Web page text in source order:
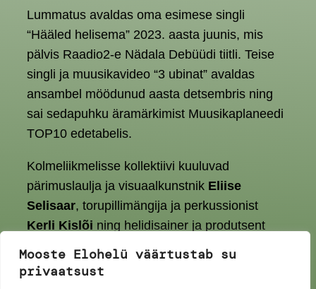
Mooste Elohelü väärtustab su
privaatsust
Lummatus avaldas oma esimese singli
“Hääled helisema” 2023. aasta juunis, mis
pälvis Raadio2-e Nädala Debüüdi tiitli. Teise
singli ja muusikavideo “3 ubinat” avaldas
ansambel möödunud aasta detsembris ning
sai sedapuhku äramärkimist Muusikaplaneedi
TOP10 edetabelis.
Kolmeliikmelisse kollektiivi kuuluvad
pärimuslaulja ja visuaalkunstnik Eliise
Selisaar, torupillimängija ja perkussionist
Kerli Kislõi ning helidisainer ja produtsent